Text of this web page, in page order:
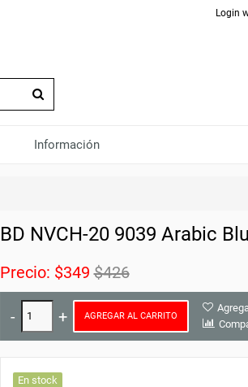
Login
Información
BD NVCH-20 9039 Arabic
Precio: $349 $426
AGREGAR AL CARRITO
En stock